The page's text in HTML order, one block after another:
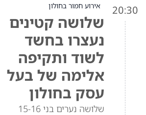
20:30 אירוע חמור בחולון
שלושה קטינים
נעצרו בחשד
לשוד ותקיפה
אלימה של בעל
עסק בחולון
שלושה נערים בני 15-16